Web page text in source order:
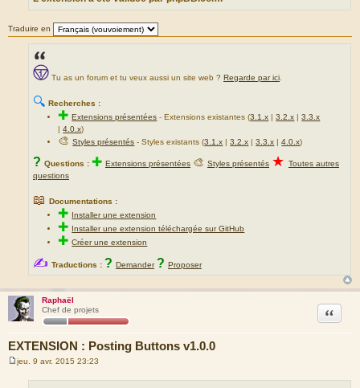
Traduire en
Tu as un forum et tu veux aussi un site web ? Regarde par ici
🔍 Recherches :
✚Extensions présentées -Extensions existantes (3.1.x |3.2.x |3.3.x
|4.0.x)
🎨Styles présentés - Styles existants (3.1.x |3.2.x |3.3.x |4.0.x)
? Questions : ✚ Extensions présentées 🎨 Styles présentés ★ Toutes autres
questions
📖 Documentations :
✚ Installer une extension
✚ Installer une extension téléchargée sur GitHub
✚Créer une extension
✍ Traductions : ? Demander ? Proposer
Raphaël
Chef de projets
EXTENSION : Posting Buttons v1.0.0
Citation
M
jeu. 9 avr. 2015 23:23